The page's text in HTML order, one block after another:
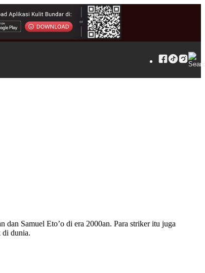
Samuel Eto’o di era 2000an. Para striker itu juga
di dunia.